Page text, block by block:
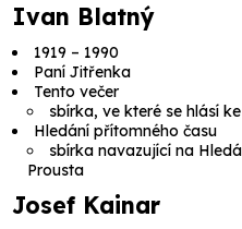
Ivan Blatný
1919 – 1990
Paní Jitřenka
Tento večer
sbírka, ve které se hlásí
Hledání přítomného času
sbírka navazující na
Prousta
Josef Kainar